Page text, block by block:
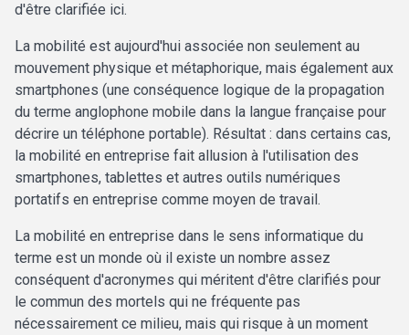
d'être clarifiée ici.
La mobilité est aujourd'hui associée non seulement au
mouvement physique et métaphorique, mais également aux
smartphones (une conséquence logique de la propagation
du terme anglophone mobile dans la langue française pour
décrire un téléphone portable). Résultat : dans certains cas,
la mobilité en entreprise fait allusion à l'utilisation des
smartphones, tablettes et autres outils numériques
portatifs en entreprise comme moyen de travail.
La mobilité en entreprise dans le sens informatique du
terme est un monde où il existe un nombre assez
conséquent d'acronymes qui méritent d'être clarifiés pour
le commun des mortels qui ne fréquente pas
nécessairement ce milieu, mais qui risque à un moment